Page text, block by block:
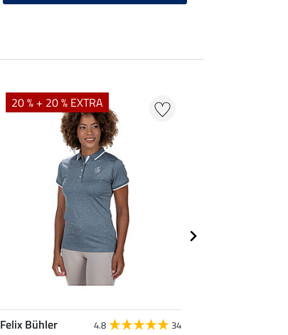
20 % + 20 % EXTRA
Felix Bühler 4.8 34